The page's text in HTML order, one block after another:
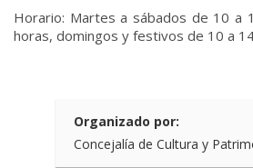
Horario: Martes a sábados de 10 a
horas, domingos y festivos de 10 a
Organizado por:
Concejalía de Cultura y